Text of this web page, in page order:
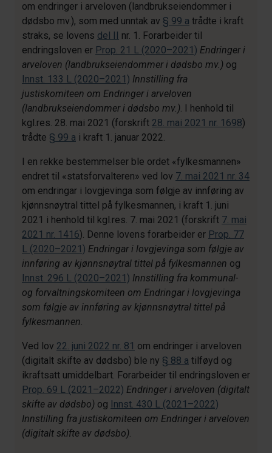
om endringer i arveloven (landbrukseiendommer i
dødsbo mv.), som med unntak av § 99 a trådte i kraft
straks, se lovens del II nr. 1. Forarbeider til
endringsloven er Prop. 21 L (2020–2021) Endringer i
arveloven (landbrukseiendommer i dødsbo mv.) og
Innst. 133 L (2020–2021) Innstilling fra
justiskomiteen om Endringer i arveloven
(landbrukseiendommer i dødsbo mv.). I henhold til
kgl.res. 28. mai 2021 (forskrift 28. mai 2021 nr. 1698)
trådte § 99 a i kraft 1. januar 2022.
I en rekke bestemmelser ble ordet «fylkesmannen»
endret til «statsforvalteren» ved lov 7. mai 2021 nr. 34
om endringar i lovgjevinga som følgje av innføring av
kjønnsnøytral tittel på fylkesmannen, i kraft 1. juni
2021 i henhold til kgl.res. 7. mai 2021 (forskrift 7. mai
2021 nr. 1416). Denne lovens forarbeider er Prop. 77
L (2020–2021) Endringar i lovgjevinga som følgje av
innføring av kjønnsnøytral tittel på fylkesmannen og
Innst. 296 L (2020–2021) Innstilling fra kommunal-
og forvaltningskomiteen om Endringar i lovgjevinga
som følgje av innføring av kjønnsnøytral tittel på
fylkesmannen.
Ved lov 22. juni 2022 nr. 81 om endringer i arveloven
(digitalt skifte av dødsbo) ble ny § 88 a tilføyd og
ikraftsatt umiddelbart. Forarbeider til endringsloven er
Prop. 69 L (2021–2022) Endringer i arveloven (digitalt
skifte av dødsbo) og Innst. 430 L (2021–2022)
Innstilling fra justiskomiteen om Endringer i arveloven
(digitalt skifte av dødsbo).